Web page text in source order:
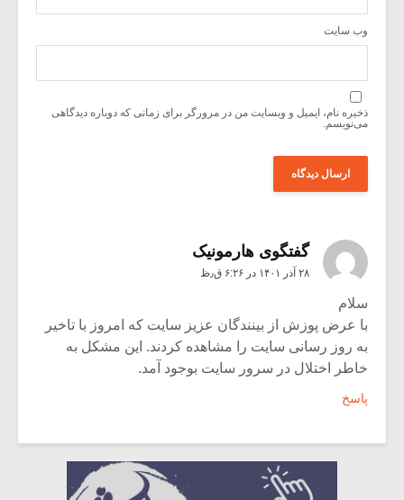
وب‌ سایت
ذخیره نام، ایمیل و وبسایت من در مرورگر برای زمانی که دوباره دیدگاهی
می‌نویسم.
گفتگوی هارمونیک
۲۸ آذر ۱۴۰۱ در ۶:۲۶ ق٫ظ
سلام
با عرض پوزش از بینندگان عزیز سایت که امروز با تاخیر
به روز رسانی سایت را مشاهده کردند. این مشکل به
خاطر اختلال در سرور سایت بوجود آمد.
پاسخ